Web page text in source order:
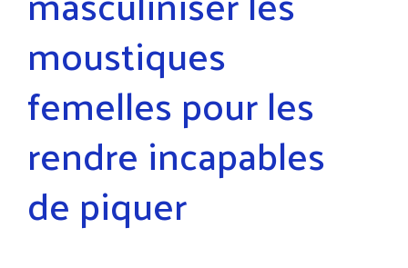
moustiques
femelles pour les
rendre incapables
de piquer